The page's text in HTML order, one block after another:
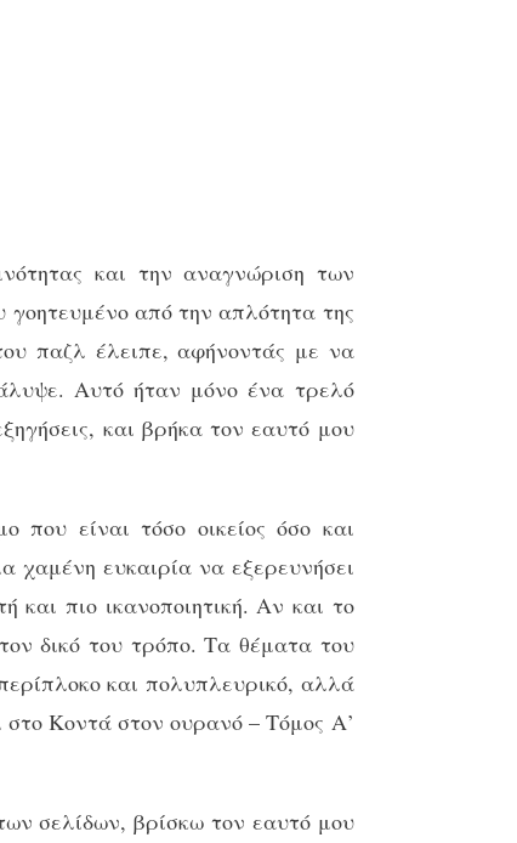
και την αναγνώριση των
από την απλότητα της
παζλ έλειπε, αφήνοντάς με να
Αυτό ήταν μόνο ένα τρελό
και βρήκα τον εαυτό μου
που είναι τόσο οικείος όσο και
χαμένη ευκαιρία να εξερευνήσει
πιο ικανοποιητική. Αν και το
δικό του τρόπο. Τα θέματα του
και πολυπλευρικό, αλλά
στο Κοντά στον ουρανό – Τόμος Α’
σελίδων, βρίσκω τον εαυτό μου